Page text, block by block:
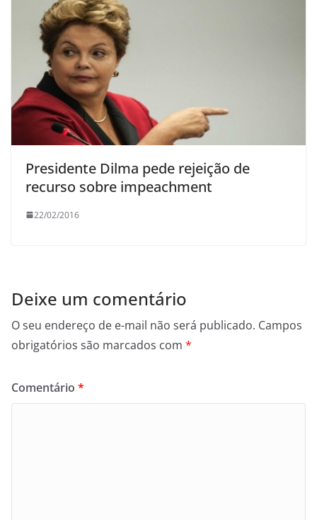
Presidente Dilma pede rejeição de
recurso sobre impeachment
22/02/2016
Deixe um comentário
O seu endereço de e-mail não será publicado. Campos
obrigatórios são marcados com *
Comentário *